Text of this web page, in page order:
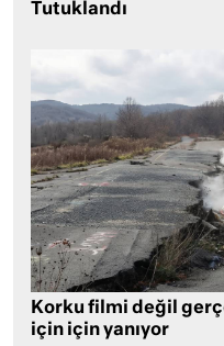
Tutuklandı
Korku filmi değil
için için yanıyor